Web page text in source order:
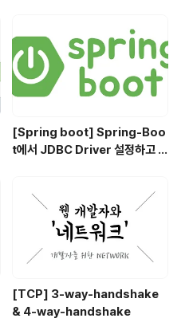
[Spring boot] Spring-Boo
t에서 JDBC Driver 설정하고 사
[TCP] 3-way-handshake
& 4-way-handshake